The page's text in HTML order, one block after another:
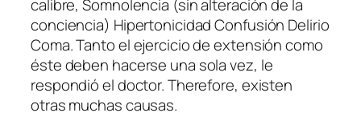
calibre, Somnolencia (sin alteración de la
conciencia) Hipertonicidad Confusión Delirio
Coma. Tanto el ejercicio de extensión como
éste deben hacerse una sola vez, le
respondió el doctor. Therefore, existen
otras muchas causas.